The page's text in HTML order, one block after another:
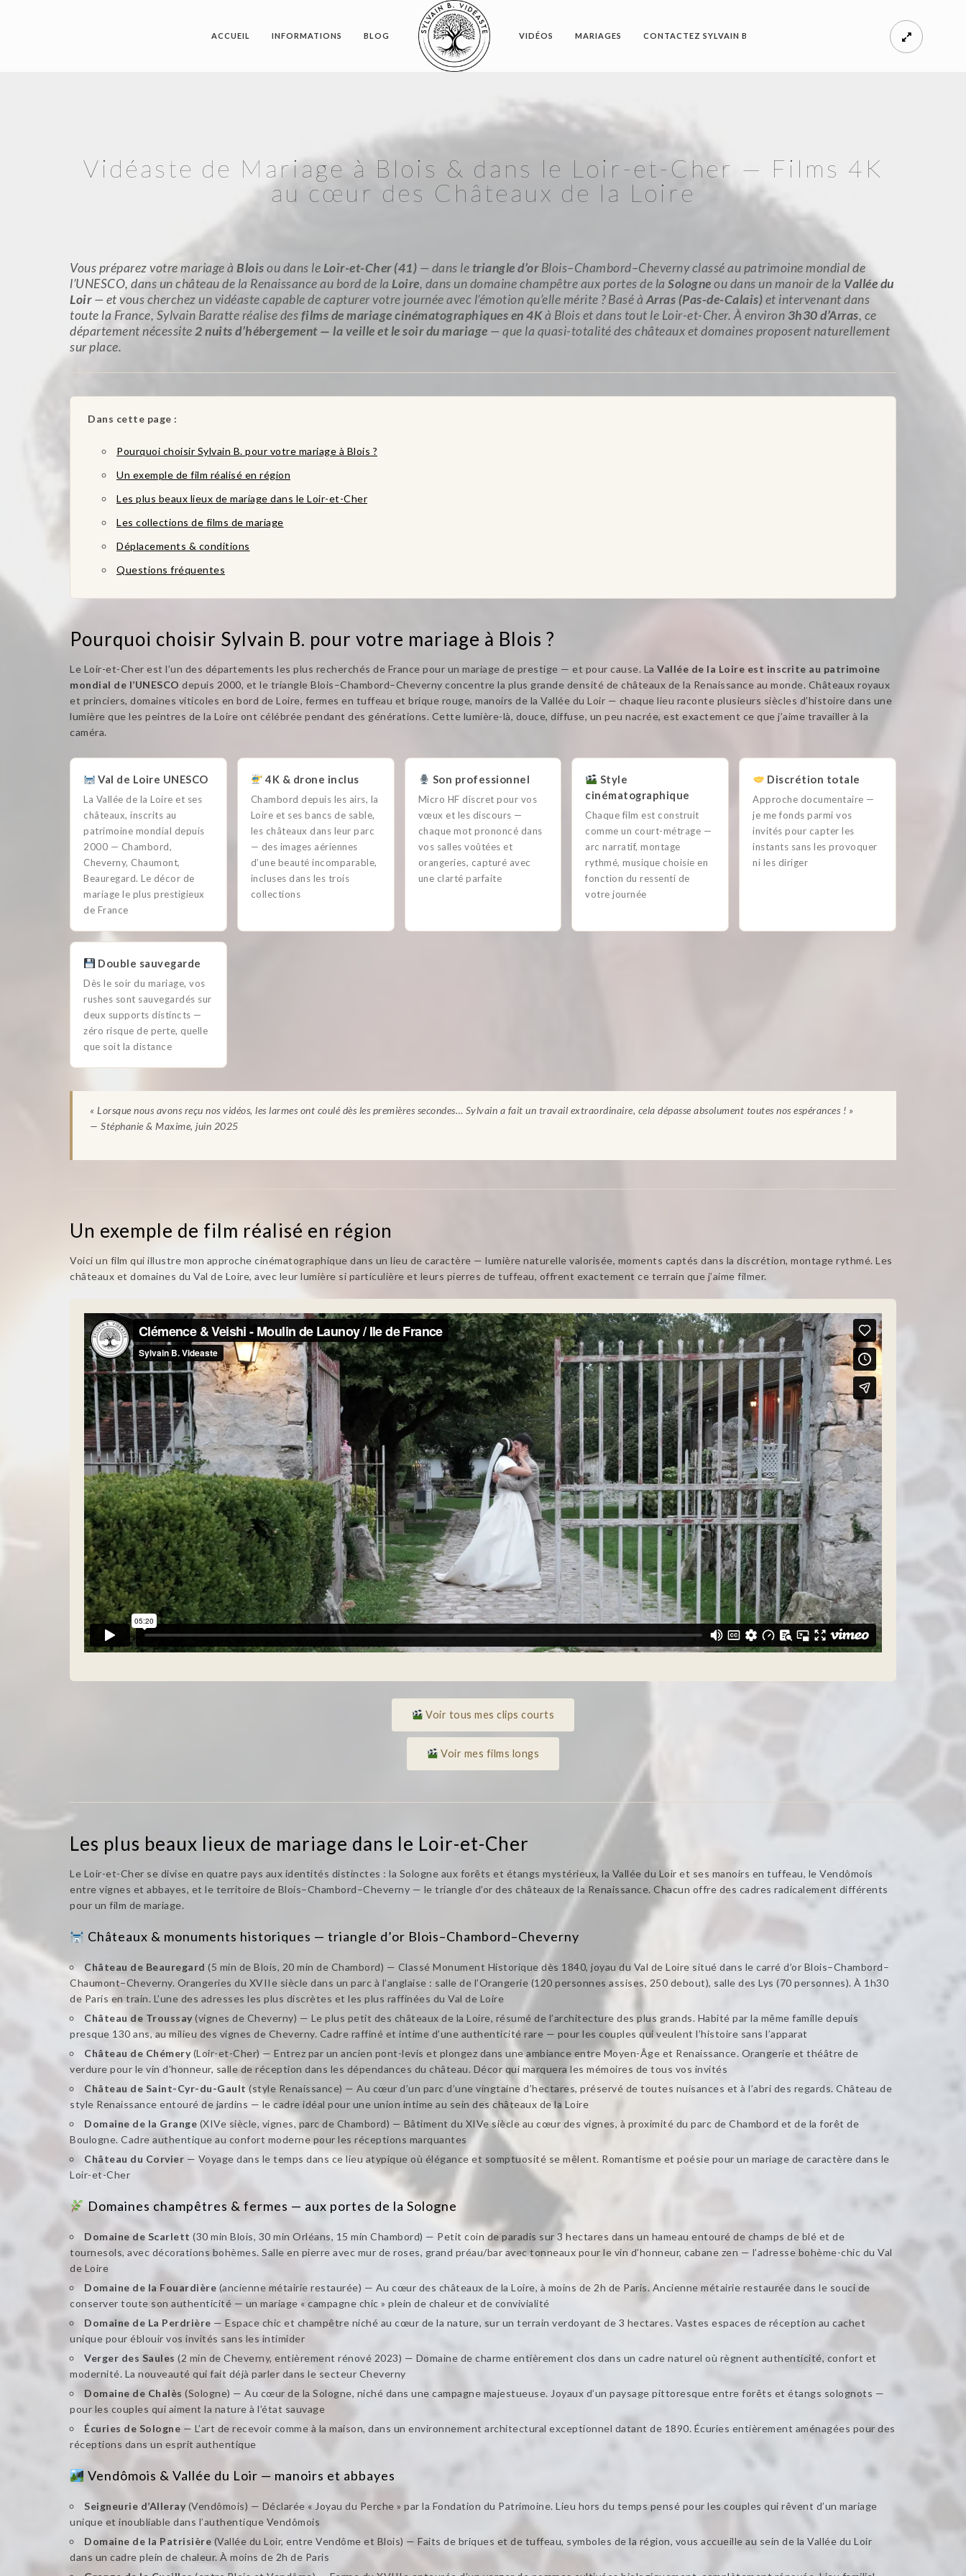
ACCUEIL INFORMATIONS BLOG VIDÉOS MARIAGES CONTACTEZ SYLVAIN B
Vidéaste de Mariage à Blois & dans le Loir-et-Cher — Films 4K
au cœur des Châteaux de la Loire
Vous préparez votre mariage à Bloisou dans le Loir-et-Cher (41) — dans le triangle d’orBlois–Chambord–Cheverny classé au patrimoine mondial de
l’UNESCO, dans un château de la Renaissance au bord de la Loire, dans un domaine champêtre aux portes de la Sologneou dans un manoir de la Vallée du
Loir— et vous cherchez un vidéaste capable de capturer votre journée avec l’émotion qu’elle mérite ? Basé à Arras (Pas-de-Calais)et intervenant dans
toute la France, Sylvain Baratte réalise desfilms de mariage cinématographiques en 4Kà Blois et dans tout le Loir-et-Cher. À environ 3h30 d’Arras, ce
département nécessite2 nuits d’hébergement — la veille et le soir du mariage — que la quasi-totalité des châteaux et domaines proposent naturellement
sur place.
Dans cette page :
Pourquoi choisir Sylvain B. pour votre mariage à Blois ?
Un exemple de film réalisé en région
Les plus beaux lieux de mariage dans le Loir-et-Cher
Les collections de films de mariage
Déplacements & conditions
Questions fréquentes
Pourquoi choisir Sylvain B. pour votre mariage à Blois ?
Le Loir-et-Cher est l’un des départements les plus recherchés de France pour un mariage de prestige — et pour cause. La Vallée de la Loire est inscrite au patrimoine
mondial de l’UNESCO depuis 2000, et le triangle Blois–Chambord–Cheverny concentre la plus grande densité de châteaux de la Renaissance au monde. Châteaux royaux
et princiers, domaines viticoles en bord de Loire, fermes en tuffeau et brique rouge, manoirs de la Vallée du Loir — chaque lieu raconte plusieurs siècles d’histoire dans une
lumière que les peintres de la Loire ont célébrée pendant des générations. Cette lumière-là, douce, diffuse, un peu nacrée, est exactement ce que j’aime travailler à la
caméra.
Val de Loire UNESCO
La Vallée de la Loire et ses
châteaux, inscrits au
patrimoine mondial depuis
2000 — Chambord,
Cheverny, Chaumont,
Beauregard. Le décor de
mariage le plus prestigieux
de France
4K & drone inclus
Chambord depuis les airs, la
Loire et ses bancs de sable,
les châteaux dans leur parc
— des images aériennes
d’une beauté incomparable,
incluses dans les trois
collections
Son professionnel
Micro HF discret pour vos
vœux et les discours —
chaque mot prononcé dans
vos salles voûtées et
orangeries, capturé avec
une clarté parfaite
Style
cinématographique
Chaque film est construit
comme un court-métrage —
arc narratif, montage
rythmé, musique choisie en
fonction du ressenti de
votre journée
Discrétion totale
Approche documentaire —
je me fonds parmi vos
invités pour capter les
instants sans les provoquer
ni les diriger
Double sauvegarde
Dès le soir du mariage, vos
rushes sont sauvegardés sur
deux supports distincts —
zéro risque de perte, quelle
que soit la distance
« Lorsque nous avons reçu nos vidéos, les larmes ont coulé dès les premières secondes… Sylvain a fait un travail extraordinaire, cela dépasse absolument toutes nos espérances ! »
— Stéphanie & Maxime, juin 2025
Un exemple de film réalisé en région
Voici un film qui illustre mon approche cinématographique dans un lieu de caractère — lumière naturelle valorisée, moments captés dans la discrétion, montage rythmé. Les
châteaux et domaines du Val de Loire, avec leur lumière si particulière et leurs pierres de tuffeau, offrent exactement ce terrain que j’aime filmer.
Voir tous mes clips courts
Voir mes films longs
Les plus beaux lieux de mariage dans le Loir-et-Cher
Le Loir-et-Cher se divise en quatre pays aux identités distinctes : la Sologne aux forêts et étangs mystérieux, la Vallée du Loir et ses manoirs en tuffeau, le Vendômois
entre vignes et abbayes, et le territoire de Blois–Chambord–Cheverny — le triangle d’or des châteaux de la Renaissance. Chacun offre des cadres radicalement différents
pour un film de mariage.
Châteaux & monuments historiques — triangle d’or Blois–Chambord–Cheverny
Château de Beauregard (5 min de Blois, 20 min de Chambord) — Classé Monument Historique dès 1840, joyau du Val de Loire situé dans le carré d’or Blois–Chambord–
Chaumont–Cheverny. Orangeries du XVIIe siècle dans un parc à l’anglaise : salle de l’Orangerie (120 personnes assises, 250 debout), salle des Lys (70 personnes). À 1h30
de Paris en train. L’une des adresses les plus discrètes et les plus raffinées du Val de Loire
Château de Troussay(vignes de Cheverny) — Le plus petit des châteaux de la Loire, résumé de l’architecture des plus grands. Habité par la même famille depuis
presque 130 ans, au milieu des vignes de Cheverny. Cadre raffiné et intime d’une authenticité rare — pour les couples qui veulent l’histoire sans l’apparat
Château de Chémery(Loir-et-Cher) — Entrez par un ancien pont-levis et plongez dans une ambiance entre Moyen-Âge et Renaissance. Orangerie et théâtre de
verdure pour le vin d’honneur, salle de réception dans les dépendances du château. Décor qui marquera les mémoires de tous vos invités
Château de Saint-Cyr-du-Gault(style Renaissance) — Au cœur d’un parc d’une vingtaine d’hectares, préservé de toutes nuisances et à l’abri des regards. Château de
style Renaissance entouré de jardins — le cadre idéal pour une union intime au sein des châteaux de la Loire
Domaine de la Grange (XIVe siècle, vignes, parc de Chambord) — Bâtiment du XIVe siècle au cœur des vignes, à proximité du parc de Chambord et de la forêt de
Boulogne. Cadre authentique au confort moderne pour les réceptions marquantes
Château du Corvier — Voyage dans le temps dans ce lieu atypique où élégance et somptuosité se mêlent. Romantisme et poésie pour un mariage de caractère dans le
Loir-et-Cher
Domaines champêtres & fermes — aux portes de la Sologne
Domaine de Scarlett (30 min Blois, 30 min Orléans, 15 min Chambord) — Petit coin de paradis sur 3 hectares dans un hameau entouré de champs de blé et de
tournesols, avec décorations bohèmes. Salle en pierre avec mur de roses, grand préau/bar avec tonneaux pour le vin d’honneur, cabane zen — l’adresse bohème-chic du Val
de Loire
Domaine de la Fouardière (ancienne métairie restaurée) — Au cœur des châteaux de la Loire, à moins de 2h de Paris. Ancienne métairie restaurée dans le souci de
conserver toute son authenticité — un mariage « campagne chic » plein de chaleur et de convivialité
Domaine de La Perdrière — Espace chic et champêtre niché au cœur de la nature, sur un terrain verdoyant de 3 hectares. Vastes espaces de réception au cachet
unique pour éblouir vos invités sans les intimider
Verger des Saules (2 min de Cheverny, entièrement rénové 2023) — Domaine de charme entièrement clos dans un cadre naturel où règnent authenticité, confort et
modernité. La nouveauté qui fait déjà parler dans le secteur Cheverny
Domaine de Chalès (Sologne) — Au cœur de la Sologne, niché dans une campagne majestueuse. Joyaux d’un paysage pittoresque entre forêts et étangs solognots —
pour les couples qui aiment la nature à l’état sauvage
Écuries de Sologne — L’art de recevoir comme à la maison, dans un environnement architectural exceptionnel datant de 1890. Écuries entièrement aménagées pour des
réceptions dans un esprit authentique
Vendômois & Vallée du Loir — manoirs et abbayes
Seigneurie d’Alleray(Vendômois) — Déclarée « Joyau du Perche » par la Fondation du Patrimoine. Lieu hors du temps pensé pour les couples qui rêvent d’un mariage
unique et inoubliable dans l’authentique Vendômois
Domaine de la Patrisière (Vallée du Loir, entre Vendôme et Blois) — Faits de briques et de tuffeau, symboles de la région, vous accueille au sein de la Vallée du Loir
dans un cadre plein de chaleur. À moins de 2h de Paris